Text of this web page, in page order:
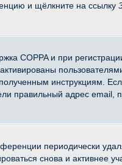
и щёлкните на ссылку
COPPA и при
инструкциям.
правильный адрес email,
периодически
снова и активнее